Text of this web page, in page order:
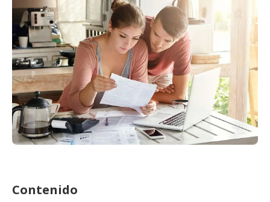
Contenido